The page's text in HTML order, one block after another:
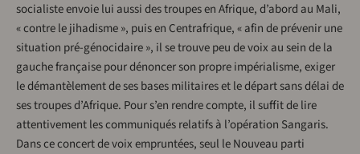
socialiste envoie lui aussi des troupes en Afrique, d’abord au Mali,
« contre le jihadisme », puis en Centrafrique, « afin de prévenir une
situation pré-génocidaire », il se trouve peu de voix au sein de la
gauche française pour dénoncer son propre impérialisme, exiger
le démantèlement de ses bases militaires et le départ sans délai de
ses troupes d’Afrique. Pour s’en rendre compte, il suffit de lire
attentivement les communiqués relatifs à l’opération Sangaris.
Dans ce concert de voix empruntées, seul le Nouveau parti